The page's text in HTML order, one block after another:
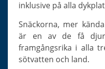
Slugs & Snails
Clams & Oysters
Sponges
Bristle Worms
inklusive på alla
Snäckorna, mer kända som sniglar och sniglar,
är en av de få
framgångsrika i alla
sötvatten och land.